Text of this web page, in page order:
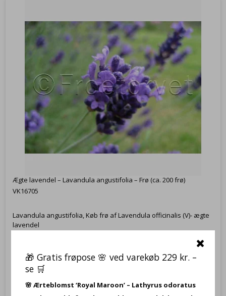
Ægte lavendel – Lavandula angustifolia – Frø (ca. 200 frø)
VK16705
Lavandula angustifolia, Køb frø af Lavendula officinalis (V)- ægte
lavendel
27,95 DKK
🎁 Gratis frøpose 🌸 ved varekøb 229 kr. –
se 🛒
🌸 Ærteblomst ‘Royal Maroon’ – Lathyrus odoratus